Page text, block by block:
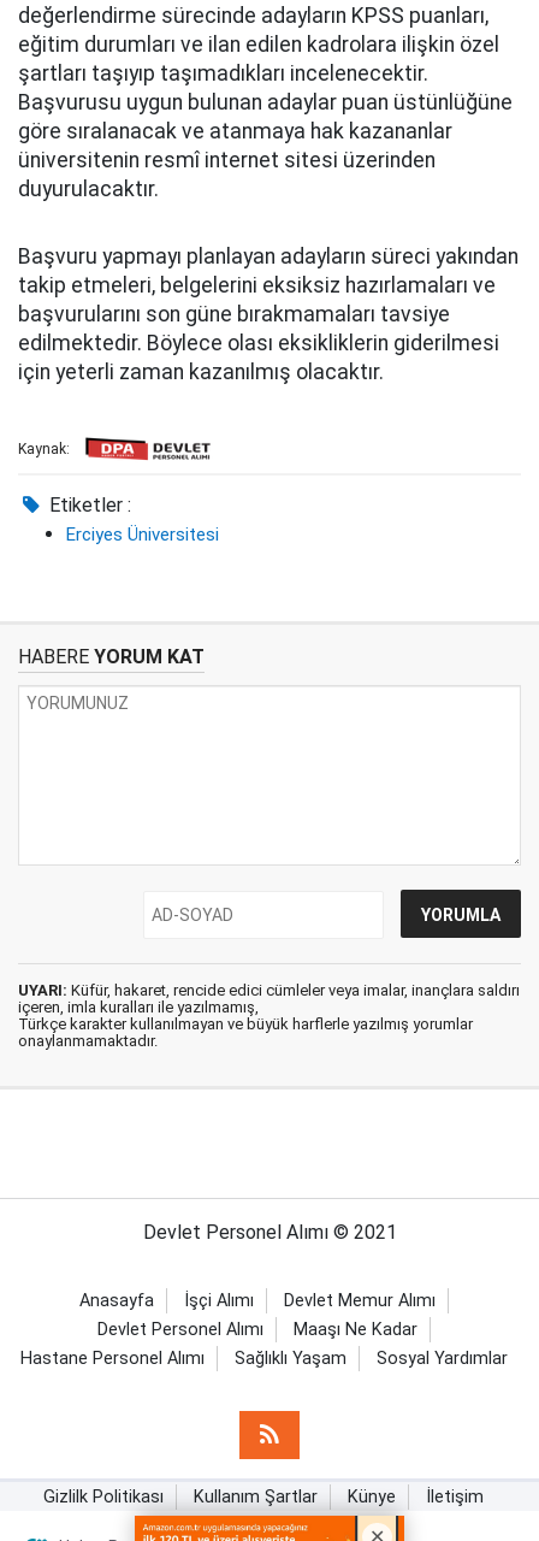
değerlendirme sürecinde adayların KPSS puanları,
eğitim durumları ve ilan edilen kadrolara ilişkin özel
şartları taşıyıp taşımadıkları incelenecektir.
Başvurusu uygun bulunan adaylar puan üstünlüğüne
göre sıralanacak ve atanmaya hak kazananlar
üniversitenin resmî internet sitesi üzerinden
duyurulacaktır.
Başvuru yapmayı planlayan adayların süreci yakından
takip etmeleri, belgelerini eksiksiz hazırlamaları ve
başvurularını son güne bırakmamaları tavsiye
edilmektedir. Böylece olası eksikliklerin giderilmesi
için yeterli zaman kazanılmış olacaktır.
Kaynak:
Etiketler :
Erciyes Üniversitesi
HABERE YORUM KAT
UYARI: Küfür, hakaret, rencide edici cümleler veya imalar, inançlara saldırı
içeren, imla kuralları ile yazılmamış,
Türkçe karakter kullanılmayan ve büyük harflerle yazılmış yorumlar
onaylanmamaktadır.
Devlet Personel Alımı © 2021
Anasayfa İşçi Alımı
Devlet Memur Alımı
Devlet Personel Alımı
Maaşı Ne Kadar
Hastane Personel Alımı
Sağlıklı Yaşam Sosyal Yardımlar
Gizlilk Politikası Kullanım Şartlar Künye İletişim